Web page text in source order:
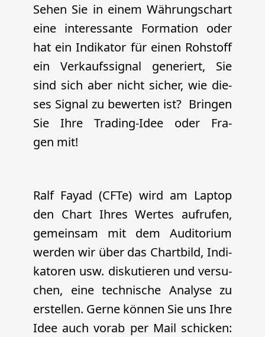
Sehen Sie in einem Wäh­rungs­chart
eine inter­es­san­te For­ma­ti­on oder
hat ein Indi­ka­tor für einen Roh­stoff
ein Ver­kaufs­si­gnal gene­riert, Sie
sind sich aber nicht sicher, wie die­
ses Signal zu bewer­ten ist? Brin­gen
Sie Ihre Tra­ding-Idee oder Fra­
gen mit!
Ralf Fayad (CFTe) wird am Lap­top
den Chart Ihres Wer­tes auf­ru­fen,
gemein­sam mit dem Audi­to­ri­um
wer­den wir über das Chart­bild, Indi­
ka­to­ren usw. dis­ku­tie­ren und ver­su­
chen, eine tech­ni­sche Ana­ly­se zu
erstel­len. Ger­ne kön­nen Sie uns Ihre
Idee auch vor­ab per Mail schi­cken: